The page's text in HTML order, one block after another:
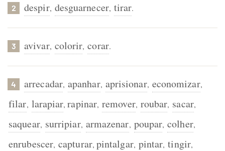
2 despir, desguarnecer, tirar.
3 avivar, colorir, corar.
4 arrecadar, apanhar, aprisionar, economizar,
filar, larapiar,rapinar, remover, roubar, sacar,
saquear, surripiar, armazenar, poupar, colher,
enrubescer, capturar, pintalgar, pintar, tingir,